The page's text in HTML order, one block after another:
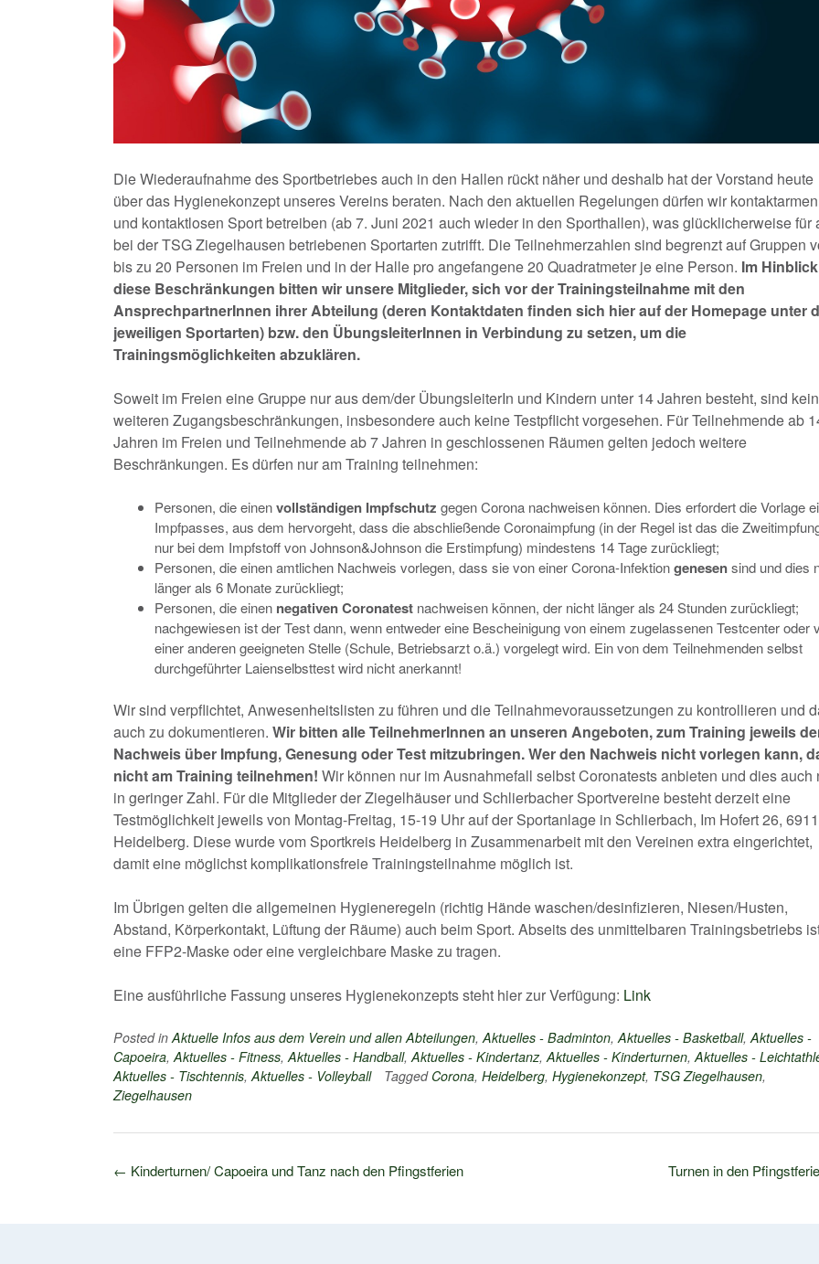
Die Wiederaufnahme des Sportbetriebes auch in den Hallen rückt näher und deshalb hat der Vorstand heute
über das Hygienekonzept unseres Vereins beraten. Nach den aktuellen Regelungen dürfen wir kontaktarmen
und kontaktlosen Sport betreiben (ab 7. Juni 2021 auch wieder in den Sporthallen), was glücklicherweise für
bei der TSG Ziegelhausen betriebenen Sportarten zutrifft. Die Teilnehmerzahlen sind begrenzt auf Gruppen
bis zu 20 Personen im Freien und in der Halle pro angefangene 20 Quadratmeter je eine Person. Im
diese Beschränkungen bitten wir unsere Mitglieder, sich vor der Trainingsteilnahme mit den
AnsprechpartnerInnen ihrer Abteilung (deren Kontaktdaten finden sich hier auf der Homepage unter
jeweiligen Sportarten) bzw. den ÜbungsleiterInnen in Verbindung zu setzen, um die
Trainingsmöglichkeiten abzuklären.
Soweit im Freien eine Gruppe nur aus dem/der ÜbungsleiterIn und Kindern unter 14 Jahren besteht, sind
weiteren Zugangsbeschränkungen, insbesondere auch keine Testpflicht vorgesehen. Für Teilnehmende ab
Jahren im Freien und Teilnehmende ab 7 Jahren in geschlossenen Räumen gelten jedoch weitere
Beschränkungen. Es dürfen nur am Training teilnehmen:
Personen, die einenvollständigen Impfschutz gegen Corona nachweisen können. Dies erfordert die Vorlage
Impfpasses, aus dem hervorgeht, dass die abschließende Coronaimpfung (in der Regel ist das die
nur bei dem Impfstoff von Johnson&Johnson die Erstimpfung) mindestens 14 Tage zurückliegt;
Personen, die einen amtlichen Nachweis vorlegen, dass sie von einer Corona-Infektiongenesensind und dies
länger als 6 Monate zurückliegt;
Personen, die einen negativen Coronatest nachweisen können, der nicht länger als 24 Stunden zurückliegt;
nachgewiesen ist der Test dann, wenn entweder eine Bescheinigung von einem zugelassenen Testcenter oder
einer anderen geeigneten Stelle (Schule, Betriebsarzt o.ä.) vorgelegt wird. Ein von dem Teilnehmenden selbst
durchgeführter Laienselbsttest wird nicht anerkannt!
Wir sind verpflichtet, Anwesenheitslisten zu führen und die Teilnahmevoraussetzungen zu kontrollieren und
auch zu dokumentieren. Wir bitten alle TeilnehmerInnen an unseren Angeboten, zum Training jeweils
Nachweis über Impfung, Genesung oder Test mitzubringen. Wer den Nachweis nicht vorlegen kann,
nicht am Training teilnehmen! Wir können nur im Ausnahmefall selbst Coronatests anbieten und dies auch
in geringer Zahl. Für die Mitglieder der Ziegelhäuser und Schlierbacher Sportvereine besteht derzeit eine
Testmöglichkeit jeweils von Montag-Freitag, 15-19 Uhr auf der Sportanlage in Schlierbach, Im Hofert 26,
Heidelberg. Diese wurde vom Sportkreis Heidelberg in Zusammenarbeit mit den Vereinen extra eingerichtet,
damit eine möglichst komplikationsfreie Trainingsteilnahme möglich ist.
Im Übrigen gelten die allgemeinen Hygieneregeln (richtig Hände waschen/desinfizieren, Niesen/Husten,
Abstand, Körperkontakt, Lüftung der Räume) auch beim Sport. Abseits des unmittelbaren Trainingsbetriebs
eine FFP2-Maske oder eine vergleichbare Maske zu tragen.
Eine ausführliche Fassung unseres Hygienekonzepts steht hier zur Verfügung: Link
Posted in Aktuelle Infos aus dem Verein und allen Abteilungen, Aktuelles - Badminton, Aktuelles - Basketball, Aktuelles -
Capoeira, Aktuelles - Fitness, Aktuelles - Handball, Aktuelles - Kindertanz, Aktuelles - Kinderturnen, Aktuelles -
Aktuelles - Tischtennis, Aktuelles - Volleyball Tagged Corona, Heidelberg, Hygienekonzept, TSG Ziegelhausen,
Ziegelhausen
Post
Turnen in den
← Kinderturnen/ Capoeira und Tanz nach den Pfingstferien